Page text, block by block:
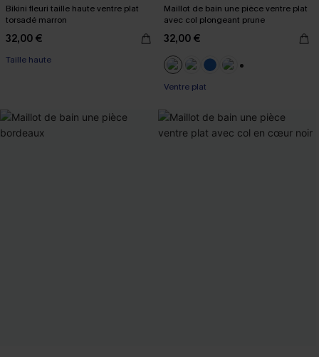
Bikini fleuri taille haute ventre plat
torsadé marron
32,00 €
Taille haute
Maillot de bain une pièce ventre plat
avec col plongeant prune
32,00 €
Ventre plat